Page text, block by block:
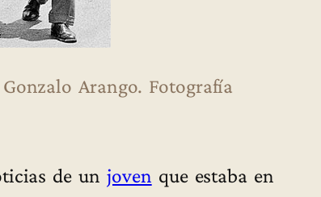
Arango. Fotografía
de unjoven que estaba en